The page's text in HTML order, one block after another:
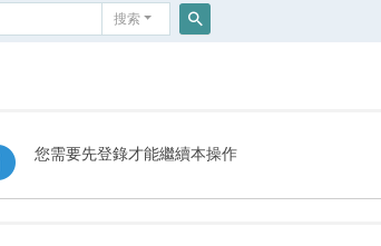
搜索
您需要先登錄才能繼續本操作